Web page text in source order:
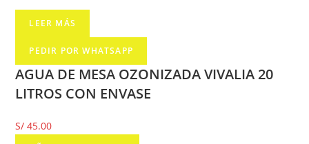
LEER MÁS
PEDIR POR WHATSAPP
AGUA DE MESA OZONIZADA VIVALIA 20
LITROS CON ENVASE
S/ 45.00